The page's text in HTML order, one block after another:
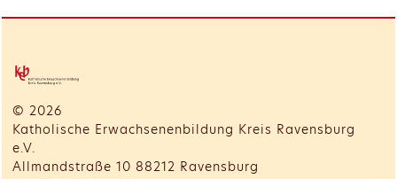
© 2026
Katholische Erwachsenenbildung Kreis Ravensburg
e.V.
Allmandstraße 10 88212 Ravensburg